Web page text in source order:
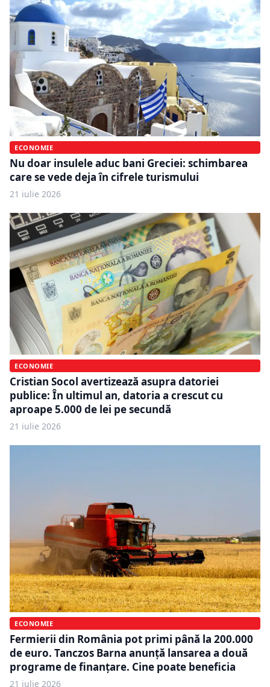
ECONOMIE
Nu doar insulele aduc bani Greciei: schimbarea
care se vede deja în cifrele turismului
21 iulie 2026
ECONOMIE
Cristian Socol avertizează asupra datoriei
publice: În ultimul an, datoria a crescut cu
aproape 5.000 de lei pe secundă
21 iulie 2026
ECONOMIE
Fermierii din România pot primi până la 200.000
de euro. Tanczos Barna anunță lansarea a două
programe de finanțare. Cine poate beneficia
21 iulie 2026